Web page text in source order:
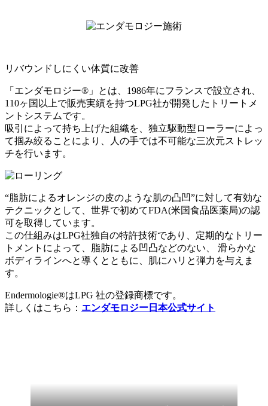
リバウンドしにくい体質に改善
「エンダモロジー®」とは、1986年にフランスで設立され、
110ヶ国以上で販売実績を持つLPG社が開発したトリートメ
ントシステムです。
吸引によって持ち上げた組織を、独立駆動型ローラーによっ
て掴み絞ることにより、人の手では不可能な三次元ストレッ
チを行います。
“脂肪によるオレンジの皮のような肌の凸凹”に対して有効な
テクニックとして、世界で初めてFDA(米国食品医薬局)の認
可を取得しています。
この仕組みはLPG社独自の特許技術であり、定期的なトリー
トメントによって、脂肪による凹凸などのない、 滑らかな
ボディラインへと導くとともに、肌にハリと弾力を与えま
す。
Endermologie®はLPG 社の登録商標です。
詳しくはこちら： エンダモロジー日本公式サイト